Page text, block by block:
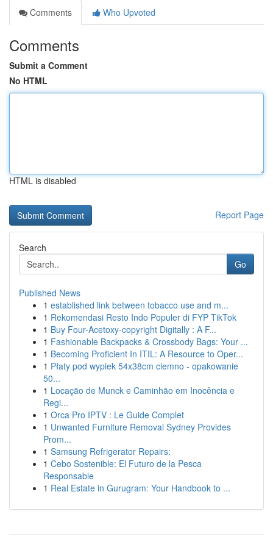
Comments
Who Upvoted
Comments
Submit a Comment
No HTML
HTML is disabled
Report Page
Search
Go
Published News
1 established link between tobacco use and m...
1 Rekomendasi Resto Indo Populer di FYP TikTok
1 Buy Four-Acetoxy-copyright Digitally : A F...
1 Fashionable Backpacks & Crossbody Bags: Your ...
1 Becoming Proficient In ITIL: A Resource to Oper...
1 Płaty pod wypiek 54x38cm ciemno - opakowanie
50...
1 Locação de Munck e Caminhão em Inocência e
Regi...
1 Orca Pro IPTV : Le Guide Complet
1 Unwanted Furniture Removal Sydney Provides
Prom...
1 Samsung Refrigerator Repairs:
1 Cebo Sostenible: El Futuro de la Pesca
Responsable
1 Real Estate in Gurugram: Your Handbook to ...